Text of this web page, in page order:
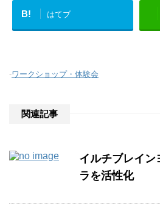
B! はてブ
-ワークショップ・体験会
関連記事
イルチブレイン
ラを活性化